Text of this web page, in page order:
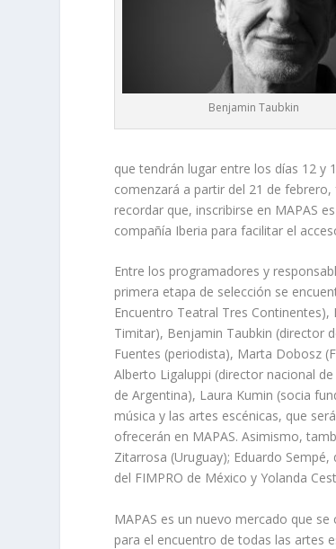
Benjamin Taubkin
que tendrán lugar entre los días 12 y
comenzará a partir del 21 de
recordar que, inscribirse en MAPAS
compañía Iberia para facilitar el
Entre los programadores y
primera etapa de selección se
Encuentro Teatral Tres
Timitar), Benjamin Taubkin (director
Fuentes (periodista), Marta Dobosz
Alberto Ligaluppi (director nacional
de Argentina), Laura Kumin (socia
música y las artes escénicas, que
ofrecerán en MAPAS. Asimismo,
Zitarrosa (Uruguay); Eduardo
del FIMPRO de México y Yolanda
MAPAS es un nuevo mercado que
para el encuentro de todas las artes